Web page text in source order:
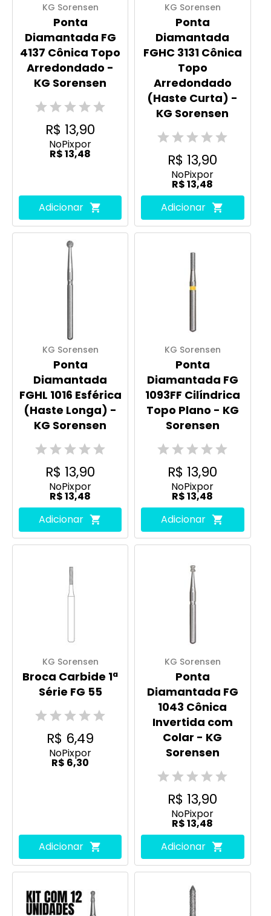
KG Sorensen
Ponta
Diamantada FG
4137 Cônica Topo
Arredondado -
KG Sorensen
R$ 13,90
NoPixpor
R$ 13,48
Adicionar
KG Sorensen
Ponta
Diamantada
FGHC 3131 Cônica
Topo
Arredondado
(Haste Curta) -
KG Sorensen
R$ 13,90
NoPixpor
R$ 13,48
Adicionar
KG Sorensen
Ponta
Diamantada
FGHL 1016 Esférica
(Haste Longa) -
KG Sorensen
R$ 13,90
NoPixpor
R$ 13,48
Adicionar
KG Sorensen
Ponta
Diamantada FG
1093FF Cilíndrica
Topo Plano - KG
Sorensen
R$ 13,90
NoPixpor
R$ 13,48
Adicionar
KG Sorensen
Broca Carbide 1ª
Série FG 55
R$ 6,49
NoPixpor
R$ 6,30
Adicionar
KG Sorensen
Ponta
Diamantada FG
1043 Cônica
Invertida com
Colar - KG
Sorensen
R$ 13,90
NoPixpor
R$ 13,48
Adicionar